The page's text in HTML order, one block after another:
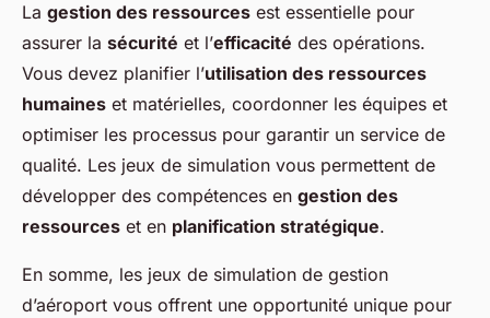
La gestion des ressources est essentielle pour
assurer la sécurité et l’efficacité des opérations.
Vous devez planifier l’utilisation des ressources
humaines et matérielles, coordonner les équipes et
optimiser les processus pour garantir un service de
qualité. Les jeux de simulation vous permettent de
développer des compétences en gestion des
ressources et en planification stratégique.
En somme, les jeux de simulation de gestion
d’aéroport vous offrent une opportunité unique pour